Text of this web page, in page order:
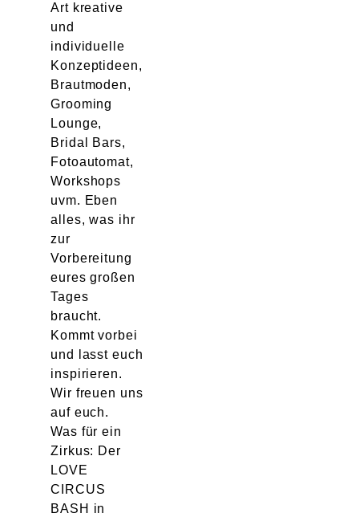
Art kreative
und
individuelle
Konzeptideen,
Brautmoden,
Grooming
Lounge,
Bridal Bars,
Fotoautomat,
Workshops
uvm. Eben
alles, was ihr
zur
Vorbereitung
eures großen
Tages
braucht.
Kommt vorbei
und lasst euch
inspirieren.
Wir freuen uns
auf euch.
Was für ein
Zirkus: Der
LOVE
CIRCUS
BASH in